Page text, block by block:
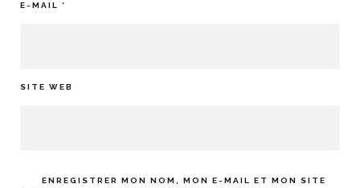
E-MAIL *
SITE WEB
ENREGISTRER MON NOM, MON E-MAIL ET MON SITE